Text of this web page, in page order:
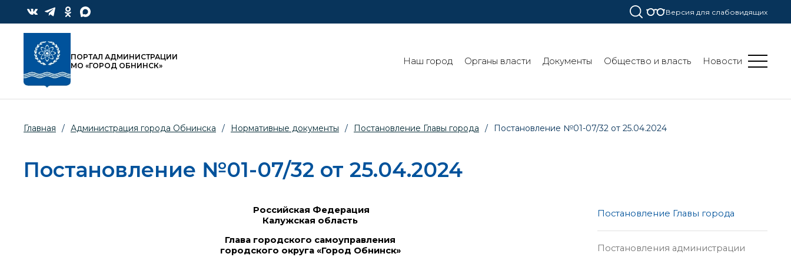
Версия для слабовидящих
ПОРТАЛ АДМИНИСТРАЦИИ
МО «ГОРОД ОБНИНСК»
Наш город Органы власти Документы Общество и власть Новости
Главная / Администрация города Обнинска / Нормативные документы / Постановление Главы города / Постановление №01-07/32 от 25.04.2024
Постановление №01-07/32 от 25.04.2024
Российская Федерация
Калужская область
Глава городского самоуправления
городского округа «Город Обнинск»
Постановление Главы города
Постановления администрации